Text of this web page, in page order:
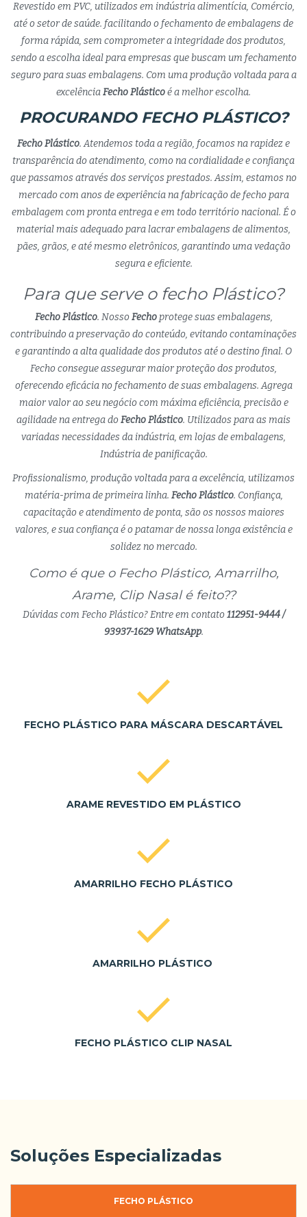
Revestido em PVC, utilizados em indústria alimentícia, Comércio,
até o setor de saúde. facilitando o fechamento de embalagens de
forma rápida, sem comprometer a integridade dos produtos,
sendo a escolha ideal para empresas que buscam um fechamento
seguro para suas embalagens. Com uma produção voltada para a
excelênciaFecho Plásticoé a melhor escolha.
PROCURANDO FECHO PLÁSTICO?
Fecho Plástico. Atendemos toda a região, focamos na rapidez e
transparência do atendimento, como na cordialidade e confiança
que passamos através dos serviços prestados. Assim, estamos no
mercado com anos de experiência na fabricação de fecho para
embalagem com pronta entrega e em todo território nacional. É o
material mais adequado para lacrar embalagens de alimentos,
pães, grãos, e até mesmo eletrônicos, garantindo uma vedação
segura e eficiente.
Para que serve o fecho Plástico?
Fecho Plástico. Nosso Fechoprotege suas embalagens,
contribuindo a preservação do conteúdo, evitando contaminações
e garantindo a alta qualidade dos produtos até o destino final. O
Fecho consegue assegurar maior proteção dos produtos,
oferecendo eficácia no fechamento de suas embalagens. Agrega
maior valor ao seu negócio com máxima eficiência, precisão e
agilidade na entrega do Fecho Plástico. Utilizados para as mais
variadas necessidades da indústria, em lojas de embalagens,
Indústria de panificação.
Profissionalismo, produção voltada para a excelência, utilizamos
matéria-prima de primeira linha. Fecho Plástico. Confiança,
capacitação e atendimento de ponta, são os nossos maiores
valores, e sua confiança é o patamar de nossa longa existência e
solidez no mercado.
Como é que o Fecho Plástico, Amarrilho,
Arame, Clip Nasal é feito??
Dúvidas com Fecho Plástico? Entre em contato 112951-9444 /
93937-1629 WhatsApp.
FECHO PLÁSTICO PARA MÁSCARA DESCARTÁVEL
ARAME REVESTIDO EM PLÁSTICO
AMARRILHO FECHO PLÁSTICO
AMARRILHO PLÁSTICO
FECHO PLÁSTICO CLIP NASAL
Soluções Especializadas
FECHO PLÁSTICO